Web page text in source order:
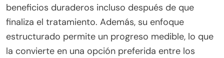
beneficios duraderos incluso después de que
finaliza el tratamiento. Además, su enfoque
estructurado permite un progreso medible, lo que
la convierte en una opción preferida entre los